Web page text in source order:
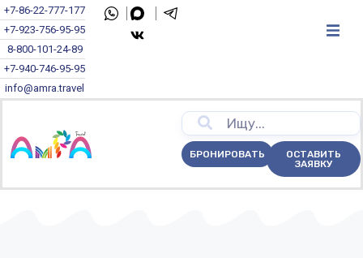
+7-86-22-777-177
+7-923-756-95-95
8-800-101-24-89
+7-940-746-95-95
info@amra.travel
БРОНИРОВАТЬ
ОСТАВИТЬ
ЗАЯВКУ